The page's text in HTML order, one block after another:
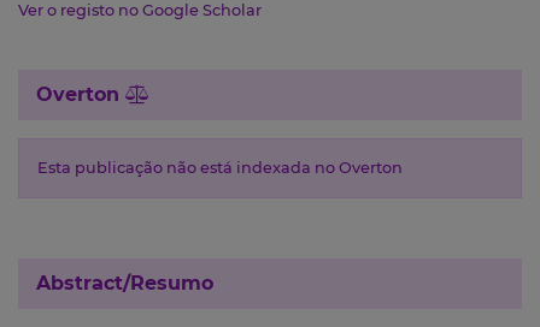
Ver o registo no Google Scholar
Overton
Esta publicação não está indexada no Overton
Abstract/Resumo